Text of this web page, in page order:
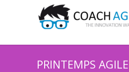
PRINTEMPS